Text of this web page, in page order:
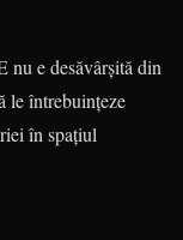
nu e desăvârşită din
le întrebuinţeze
în spaţiul